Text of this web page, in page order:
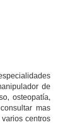
de
osteopatía,
mas
centros